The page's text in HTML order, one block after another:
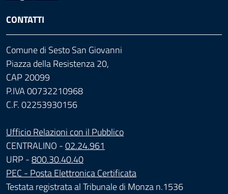
CONTATTI
Comune di Sesto San Giovanni
Piazza della Resistenza 20,
CAP 20099
P.IVA 00732210968
C.F. 02253930156
Ufficio Relazioni con il Pubblico
CENTRALINO -02.24.961
URP -800.30.40.40
PEC - Posta Elettronica Certificata
Testata registrata al Tribunale di Monza n.1536